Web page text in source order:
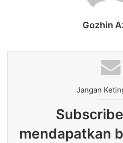
Gozhin
Jangan
mendapatkan